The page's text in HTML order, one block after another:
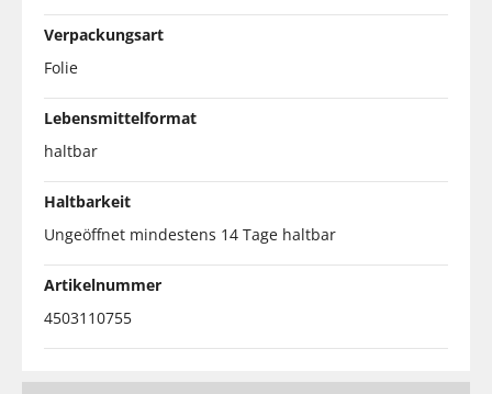
Verpackungsart
Folie
Lebensmittelformat
haltbar
Haltbarkeit
Ungeöffnet mindestens 14 Tage haltbar
Artikelnummer
4503110755